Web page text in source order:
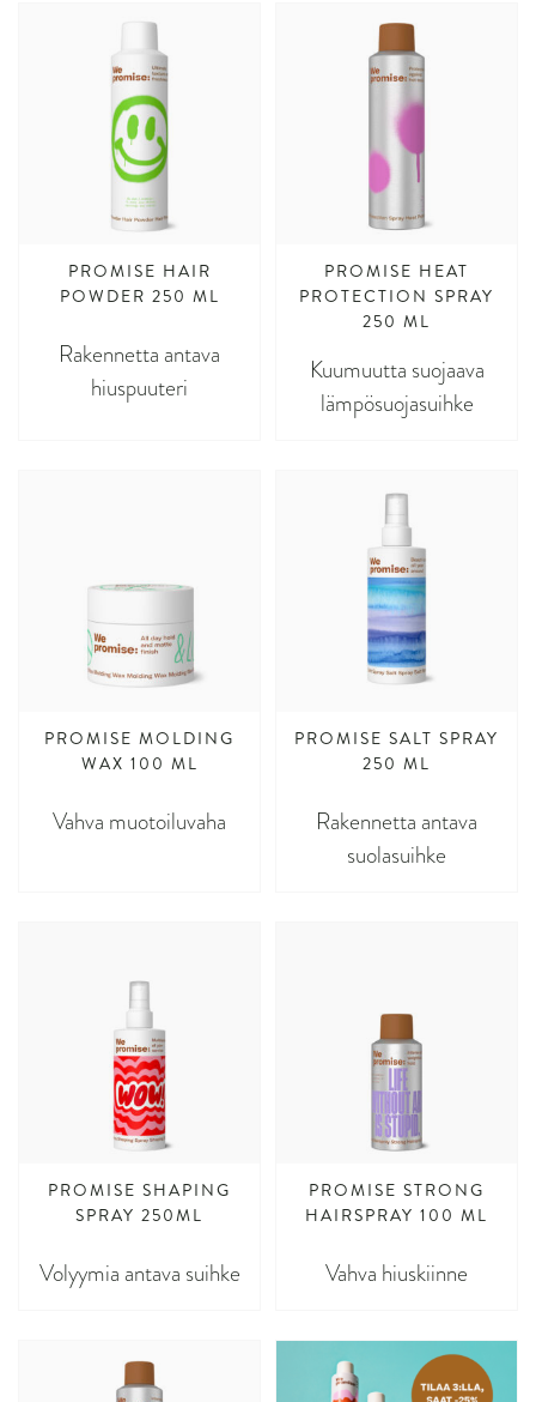
PROMISE HAIR
POWDER 250 ML
Rakennetta antava
hiuspuuteri
PROMISE HEAT
PROTECTION SPRAY
250 ML
Kuumuutta suojaava
lämpösuojasuihke
PROMISE MOLDING
WAX 100 ML
Vahva muotoiluvaha
PROMISE SALT SPRAY
250 ML
Rakennetta antava
suolasuihke
PROMISE SHAPING
SPRAY 250ML
Volyymia antava suihke
PROMISE STRONG
HAIRSPRAY 100 ML
Vahva hiuskiinne